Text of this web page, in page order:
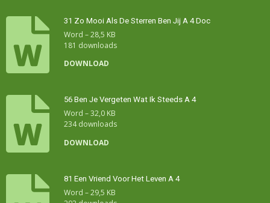
31 Zo Mooi Als De Sterren Ben Jij A 4 Doc
Word – 28,5 KB
181 downloads
DOWNLOAD
56 Ben Je Vergeten Wat Ik Steeds A 4
Word – 32,0 KB
234 downloads
DOWNLOAD
81 Een Vriend Voor Het Leven A 4
Word – 29,5 KB